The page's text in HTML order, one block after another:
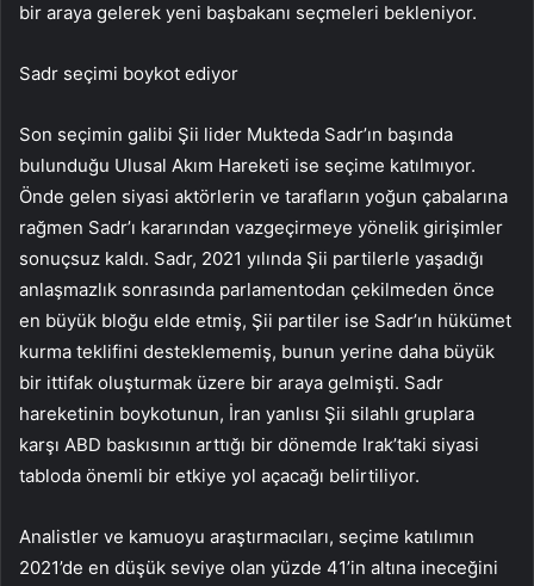
bir araya gelerek yeni başbakanı seçmeleri bekleniyor.
Sadr seçimi boykot ediyor
Son seçimin galibi Şii lider Mukteda Sadr’ın başında
bulunduğu Ulusal Akım Hareketi ise seçime katılmıyor.
Önde gelen siyasi aktörlerin ve tarafların yoğun çabalarına
rağmen Sadr’ı kararından vazgeçirmeye yönelik girişimler
sonuçsuz kaldı. Sadr, 2021 yılında Şii partilerle yaşadığı
anlaşmazlık sonrasında parlamentodan çekilmeden önce
en büyük bloğu elde etmiş, Şii partiler ise Sadr’ın hükümet
kurma teklifini desteklememiş, bunun yerine daha büyük
bir ittifak oluşturmak üzere bir araya gelmişti. Sadr
hareketinin boykotunun, İran yanlısı Şii silahlı gruplara
karşı ABD baskısının arttığı bir dönemde Irak’taki siyasi
tabloda önemli bir etkiye yol açacağı belirtiliyor.
Analistler ve kamuoyu araştırmacıları, seçime katılımın
2021’de en düşük seviye olan yüzde 41’in altına ineceğini